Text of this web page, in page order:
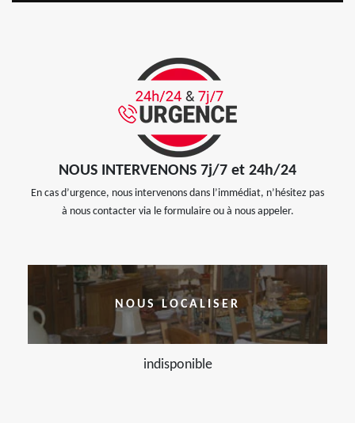
NOUS INTERVENONS 7j/7 et 24h/24
En cas d’urgence, nous intervenons dans l’immédiat, n’hésitez pas
à nous contacter via le formulaire ou à nous appeler.
NOUS LOCALISER
indisponible